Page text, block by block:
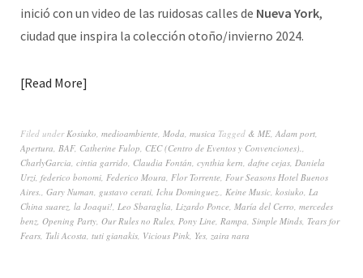
inició con un video de las ruidosas calles de Nueva York,
ciudad que inspira la colección otoño/invierno 2024.
Read More
Filed underKosiuko, medioambiente, Moda, musica Tagged & ME, Adam port,
Apertura, BAF, Catherine Fulop, CEC (Centro de Eventos y Convenciones).,
CharlyGarcia, cintia garrido, Claudia Fontán, cynthia kern, dafne cejas, Daniela
Urzi, federico bonomi, Federico Moura, Flor Torrente, Four Seasons Hotel Buenos
Aires., Gary Numan, gustavo cerati, Ichu Dominguez., Keine Music, kosiuko, La
China suarez, la Joaqui!, Leo Sbaraglia, Lizardo Ponce, María del Cerro, mercedes
benz, Opening Party, Our Rules no Rules, Pony Line, Rampa, Simple Minds, Tears for
Fears, Tuli Acosta, tuti gianakis, Vicious Pink, Yes, zaira nara